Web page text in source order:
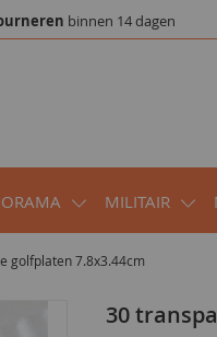
binnen 14 dagen
MILITAIR
golfplaten 7.8x3.44cm
30